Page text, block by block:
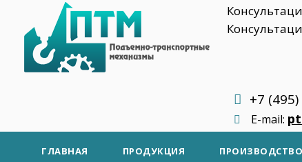
+7
E-mail:
ГЛАВНАЯ ПРОДУКЦИЯ ПРОИЗВОДСТВО